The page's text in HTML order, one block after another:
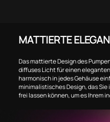
MATTIERTE
Das mattierte Design des
diffuses Licht für einen
harmonisch in jedes Gehäuse
minimalistisches Design, das
frei lassen können, um es Ihrem